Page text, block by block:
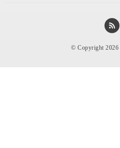
© Copyright 2026